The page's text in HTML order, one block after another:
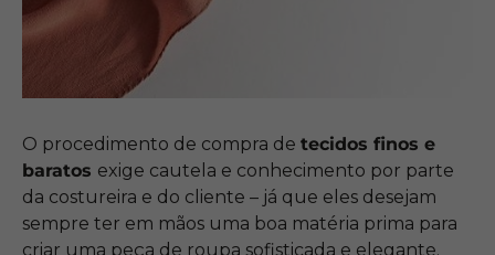
O procedimento de compra de tecidos finos e
baratos exige cautela e conhecimento por parte
da costureira e do cliente – já que eles desejam
sempre ter em mãos uma boa matéria prima para
criar uma peça de roupa sofisticada e elegante.